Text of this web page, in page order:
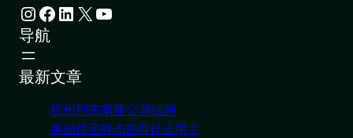
Instagram Facebook LinkedIn X YouTube
导航
最新文章
杭州到东南亚公司组网
美国住宅静态IP有什么用？